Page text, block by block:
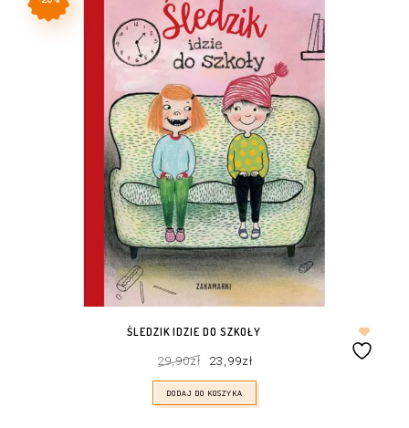
ŚLEDZIK IDZIE DO SZKOŁY
29,90zł cena
wynosiła:
29,90zł.
23,99złcena
23,99zł.
DODAJ DO KOSZYKA